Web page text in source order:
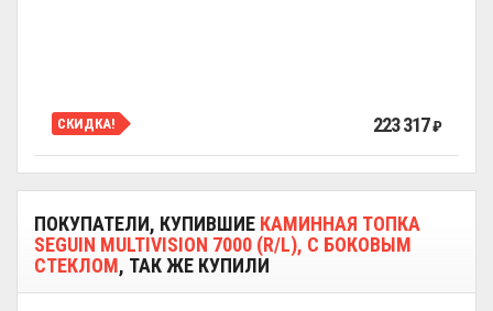
СКИДКА! 223 317₽
ПОКУПАТЕЛИ, КУПИВШИЕ КАМИННАЯ ТОПКА
SEGUIN MULTIVISION 7000 (R/L), С БОКОВЫМ
СТЕКЛОМ, ТАК ЖЕ КУПИЛИ